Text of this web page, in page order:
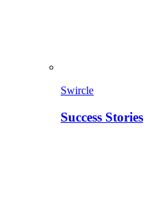
Swircle
Success Stories